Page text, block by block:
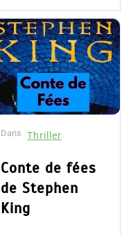
Dans Thriller
Conte de fées
de Stephen
King